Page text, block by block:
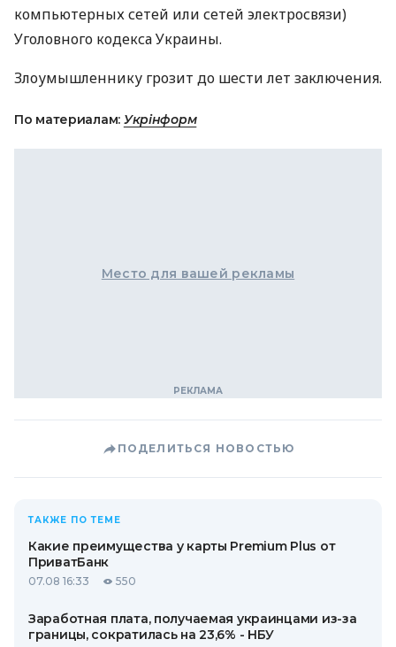
компьютерных сетей или сетей электросвязи)
Уголовного кодекса Украины.
Злоумышленнику грозит до шести лет заключения.
По материалам: Укрінформ
Место для вашей рекламы
ПОДЕЛИТЬСЯ НОВОСТЬЮ
ТАКЖЕ ПО ТЕМЕ
Какие преимущества у карты Premium Plus от
ПриватБанк
07.08 16:33 550
Заработная плата, получаемая украинцами из-за
границы, сократилась на 23,6% - НБУ